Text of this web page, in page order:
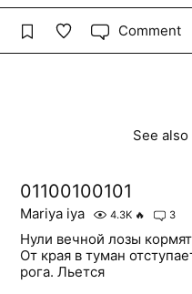
Comment
See also
01100100101
Mariya iya 4.3K 🔥 3
Нули вечной лозы
От края в туман
рога. Льется